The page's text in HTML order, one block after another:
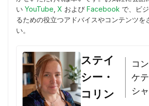
い YouTube X および Facebook で、ビ
るための役立つアドバイスやコンテンツを
い。
ステイ
シー・
コリン
コ
ケ
シ